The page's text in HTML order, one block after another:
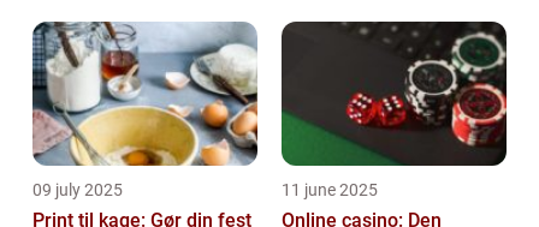
09 july 2025
Print til kage: Gør din fest
11 june 2025
Online casino: Den